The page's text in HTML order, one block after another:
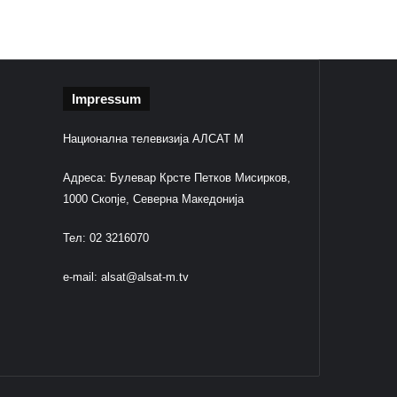
Impressum
Национална телевизија АЛСАТ М
Адреса: Булевар Крсте Петков Мисирков,
1000 Скопје, Северна Македонија
Тел: 02 3216070
e-mail: alsat@alsat-m.tv